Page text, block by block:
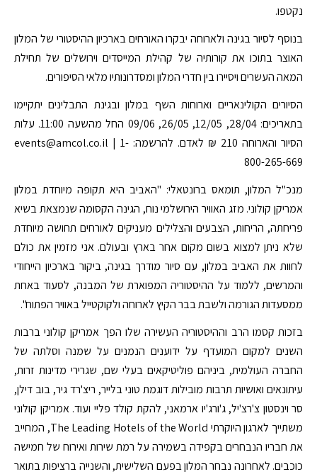
נקטפו.
בנוסף לסיור בגינה ולארוחה יבקרו האורחים בארכיון ההיסטורי של המלון
האוצר בתוכו את קורותיה של קהילת המייסדים וירושלים של תחילת
המאה העשרים ויסיירו בין חדרי המלון ומסדרונותיו מלאי הסיפורים.
הסיורים הקולינאריים וארוחות השף במלון ובגינת התבלינים יתקיימו
בתאריכים: 28/04, 12/05, 26/05, 09/06 החל מהשעה 11:00. עלות
הסיור והארוחה 210 ₪ לאדם. להרשמה: events@amcol.co.il | 1-
800-265-669
מנכ"ל המלון, תומאס ברונטאלי: "האביב היא תקופה מיוחדת במלון
אמריקן קולוני. מזג האוויר הירושלמי נוח, הגינה הקסומה שנמצאת בשיא
פריחתה, הריחות, הצבעים והצלילים מעניקים לאורחים תחושה מיוחדת
שלא ניתן למצוא בשום מקום אחר בארץ ובעולם. אני מזמין את כולם
לחוות את האביב במלון, עם סיור מודרך בגינה, ביקור בארכיון הייחודי
והמרשים, ללמוד על ההיסטוריה המפוארת של המבנה, לסעוד באחת
ממסעדות הגורמה ולשבת בבר הקיץ לארוחה ולקוקטייל באוויר הפתוח".
בזכות קסמו הרב וההיסטוריה העשירה שלו הפך אמריקן קולוני ברבות
השנים למקום המועדף על ידוענים הנמנים על שמנה וסלתה של
החברה העולמית, ביניהם פוליטיקאים בעלי שם, שגרירי מדינות זרות,
עיתונאים ואושיות תרבות מובילות דוגמת טוני בלייר, ריצ'רד גיר, בוב דילן,
סר וינסטון צ'רצ'יל, ג'ורג'יו ארמאני, להקת קולד פליי ועוד. אמריקן קולוני
משתייך לארגון היוקרתי The Leading Hotels of the World, המחייב
את חבריו הנבחרים בקפידה בשמירה על רמת שירות ואירוח של חמישה
כוכבים. לאחרונה נבחר המלון בפעם השלישית, והשנייה ברציפות בתואר